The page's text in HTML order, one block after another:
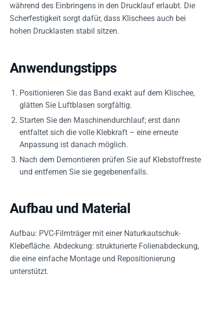
während des Einbringens in den Drucklauf erlaubt. Die
Scherfestigkeit sorgt dafür, dass Klischees auch bei
hohen Drucklasten stabil sitzen.
Anwendungstipps
Positionieren Sie das Band exakt auf dem Klischee,
glätten Sie Luftblasen sorgfältig.
Starten Sie den Maschinendurchlauf; erst dann
entfaltet sich die volle Klebkraft – eine erneute
Anpassung ist danach möglich.
Nach dem Demontieren prüfen Sie auf Klebstoffreste
und entfernen Sie sie gegebenenfalls.
Aufbau und Material
Aufbau: PVC-Filmträger mit einer Naturkautschuk-
Klebefläche. Abdeckung: strukturierte Folienabdeckung,
die eine einfache Montage und Repositionierung
unterstützt.